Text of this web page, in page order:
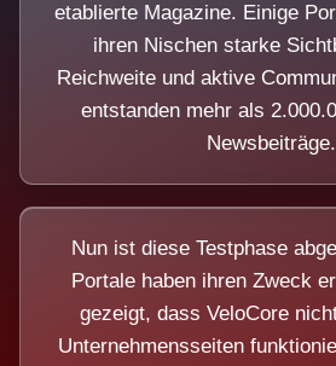
etablierte Magazine. Einige
ihren Nischen starke
Reichweite und aktive
entstanden mehr als
Newsbeiträge.
Nun ist diese Testphase
Portale haben ihren Zweck
gezeigt, dass VeloCore
Unternehmensseiten